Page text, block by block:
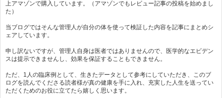
上アマゾンで購入しています。（アマゾンでもレビュー記事の投稿を始めまし
た）
当ブログではそんな管理人が自分の体を使って検証した内容を記事にまとめシ
ェアしています。
申し訳ないですが、管理人自身は医者ではありませんので、医学的なエビデン
スは提示できませんし、効果を保証することもできません。
ただ、1人の臨床例として、生きたデータとして参考にしていただき、このブ
ログを読んでくださる読者様が真の健康を手に入れ、充実した人生を送ってい
ただくためのお役に立てたら嬉しく思います。